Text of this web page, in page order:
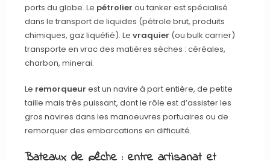
ports du globe. Le pétrolier ou tanker est spécialisé
dans le transport de liquides (pétrole brut, produits
chimiques, gaz liquéfié). Levraquier (ou bulk carrier)
transporte en vrac des matières sèches : céréales,
charbon, minerai.
Le remorqueur est un navire à part entière, de petite
taille mais très puissant, dont le rôle est d’assister les
gros navires dans les manoeuvres portuaires ou de
remorquer des embarcations en difficulté.
Bateaux de pêche : entre artisanat et